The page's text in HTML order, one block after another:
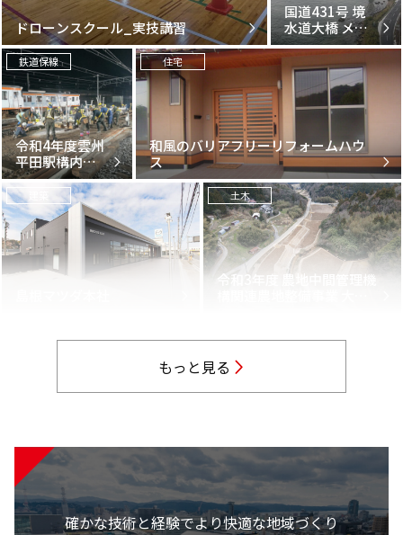
国道431号 境
水道大橋 メン
テ補助（橋梁
修繕）工事
土木
令和3年度 農地中間管理機
ドローンスクール_実技講習
鉄道保線
令和4年度雲州
平田駅構内分
岐器交換その
他工事
住宅
和風のバリアフリーリフォームハウ
ス
もっと見る
確かな技術と経験でより快適な地域づくり